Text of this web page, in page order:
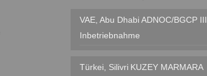
VAE, Abu Dhabi ADNOC/BGCP III
Inbetriebnahme
Türkei, Silivri KUZEY MARMARA